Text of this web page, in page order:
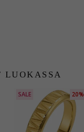
LUOKASSA
SALE 20%